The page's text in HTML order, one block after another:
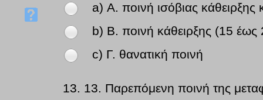
a) Α. ποινή ισόβιας
b) Β. ποινή κάθειρξης (15 έως
c) Γ. θανατική ποινή
13. 13. Παρεπόμενη ποινή της